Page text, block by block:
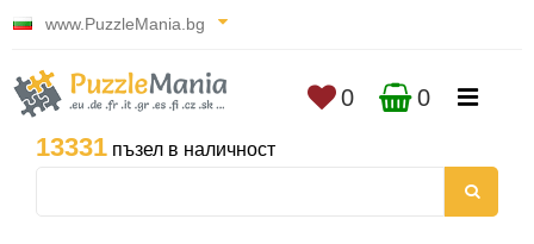
www.PuzzleMania.bg
13331 пъзел в наличност
0 0